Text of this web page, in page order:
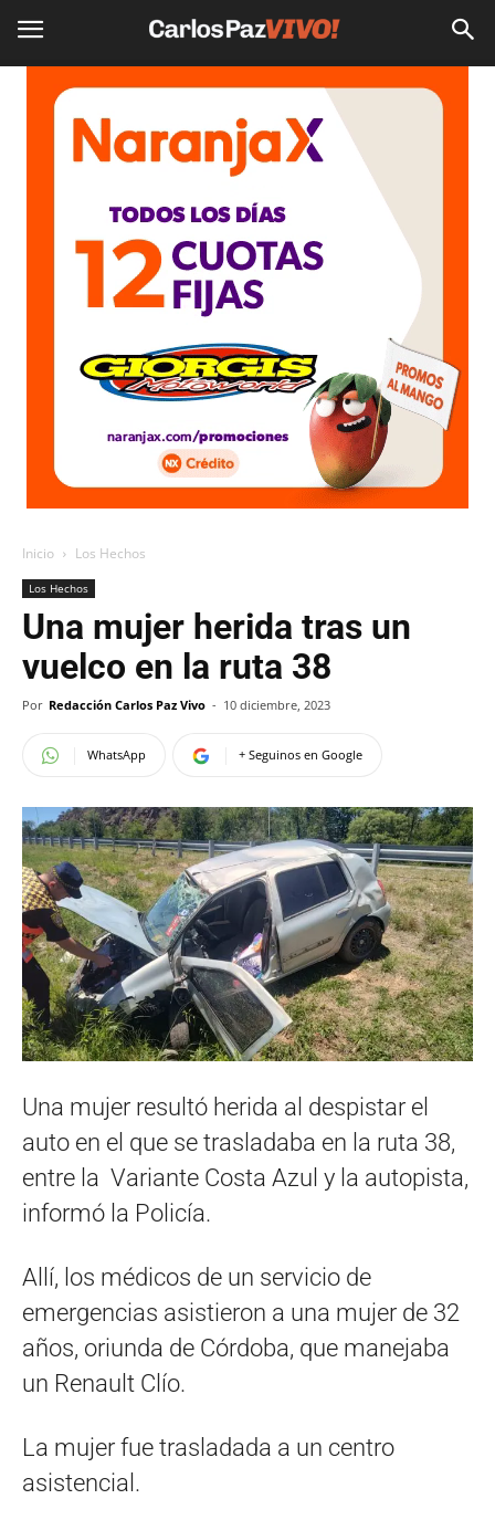
Inicio Los Hechos
Los Hechos
Una mujer herida tras un
vuelco en la ruta 38
Por Redacción Carlos Paz Vivo - 10 diciembre, 2023
WhatsApp + Seguinos en Google
Una mujer resultó herida al despistar el
auto en el que se trasladaba en la ruta 38,
entre la Variante Costa Azul y la autopista,
informó la Policía.
Allí, los médicos de un servicio de
emergencias asistieron a una mujer de 32
años, oriunda de Córdoba, que manejaba
un Renault Clío.
La mujer fue trasladada a un centro
asistencial.